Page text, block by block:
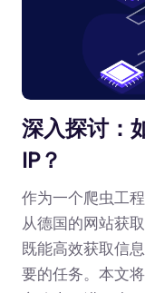
深入探讨：
IP？
作为一个爬虫工
从德国的网站获
既能高效获取信
要的任务。本文